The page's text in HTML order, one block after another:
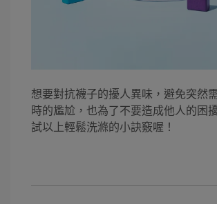
想要對抗襪子的擾人異味，避免突然
時的尷尬，也為了不要造成他人的困
試以上輕鬆洗滌的小訣竅喔！